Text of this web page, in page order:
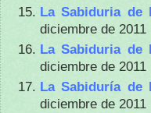
La Sabiduria de
diciembre de 2011
La Sabiduria de
diciembre de 2011
La Sabiduría de
diciembre de 2011